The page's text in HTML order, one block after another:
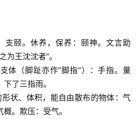
支颐。休养，保养：颐神。文言助
为王沈沈者”。
体（脚趾亦作“脚指”）：手指。量
了三指雨。
状、体积，能自由散布的物体：气
。欺压：受气。